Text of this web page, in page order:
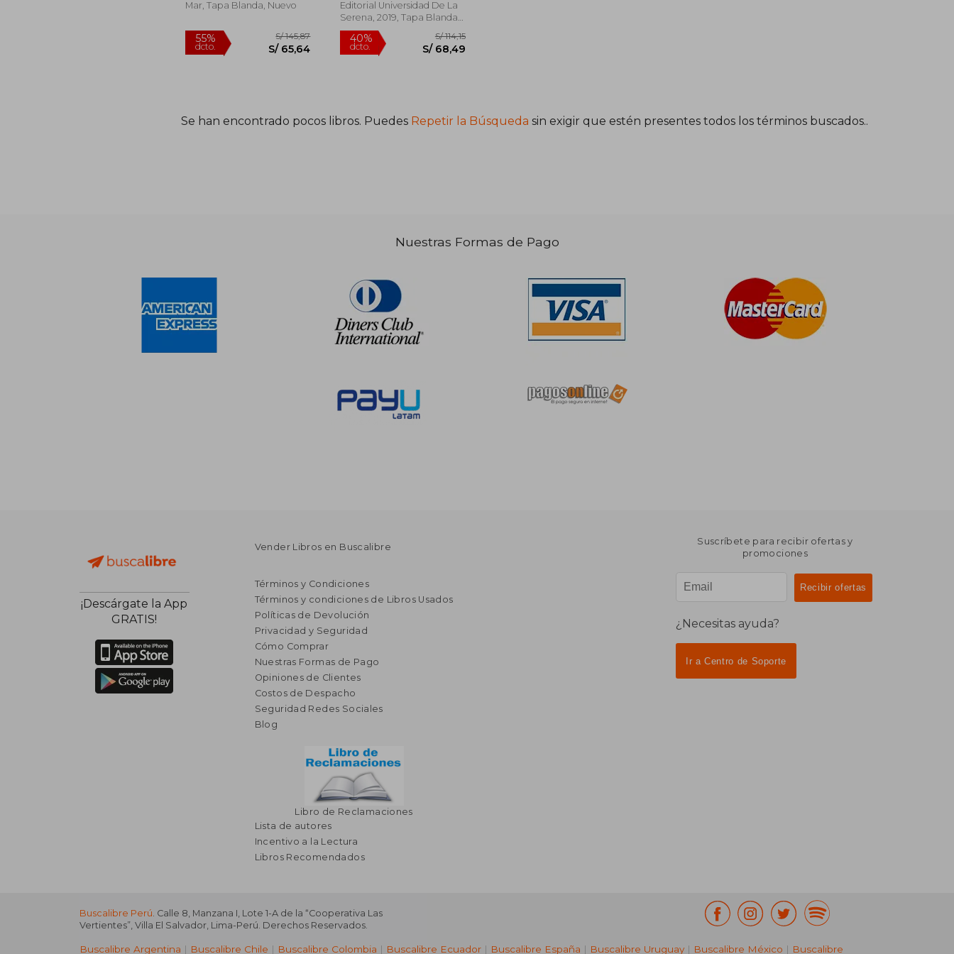
Mar, Tapa Blanda, Nuevo
Urrutia, Hugo Marìn Varela,
Francisca Martínez Arellano.
Editorial Universidad De La
Serena, 2019, Tapa Blanda,
Nuevo
Se han encontrado pocos libros. Puedes Repetir la Búsqueda sin exigir que estén presentes todos los términos buscados..
Nuestras Formas de Pago
¡Descárgate la App
GRATIS!
Vender Libros en Buscalibre
Términos y Condiciones
Términos y condiciones de Libros Usados
Políticas de Devolución
Privacidad y Seguridad
Cómo Comprar
Nuestras Formas de Pago
Opiniones de Clientes
Costos de Despacho
Seguridad Redes Sociales
Blog
Libro de Reclamaciones
Lista de autores
Incentivo a la Lectura
Libros Recomendados
Suscríbete para recibir ofertas y
promociones
¿Necesitas ayuda?
Ir a Centro de Soporte
Buscalibre Perú . Calle 8, Manzana I, Lote 1-A de la “Cooperativa Las
Vertientes”, Villa El Salvador, Lima-Perú. Derechos Reservados.
Buscalibre Argentina | Buscalibre Chile | Buscalibre Colombia | Buscalibre Ecuador | Buscalibre España | Buscalibre Uruguay | Buscalibre México | Buscalibre